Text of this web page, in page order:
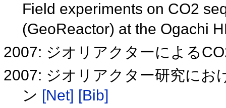
Field experiments on CO2
(GeoReactor) at the Ogachi
2007: ジオリアクターによる
2007: ジオリアクター研究にお
ン [Net] [Bib]